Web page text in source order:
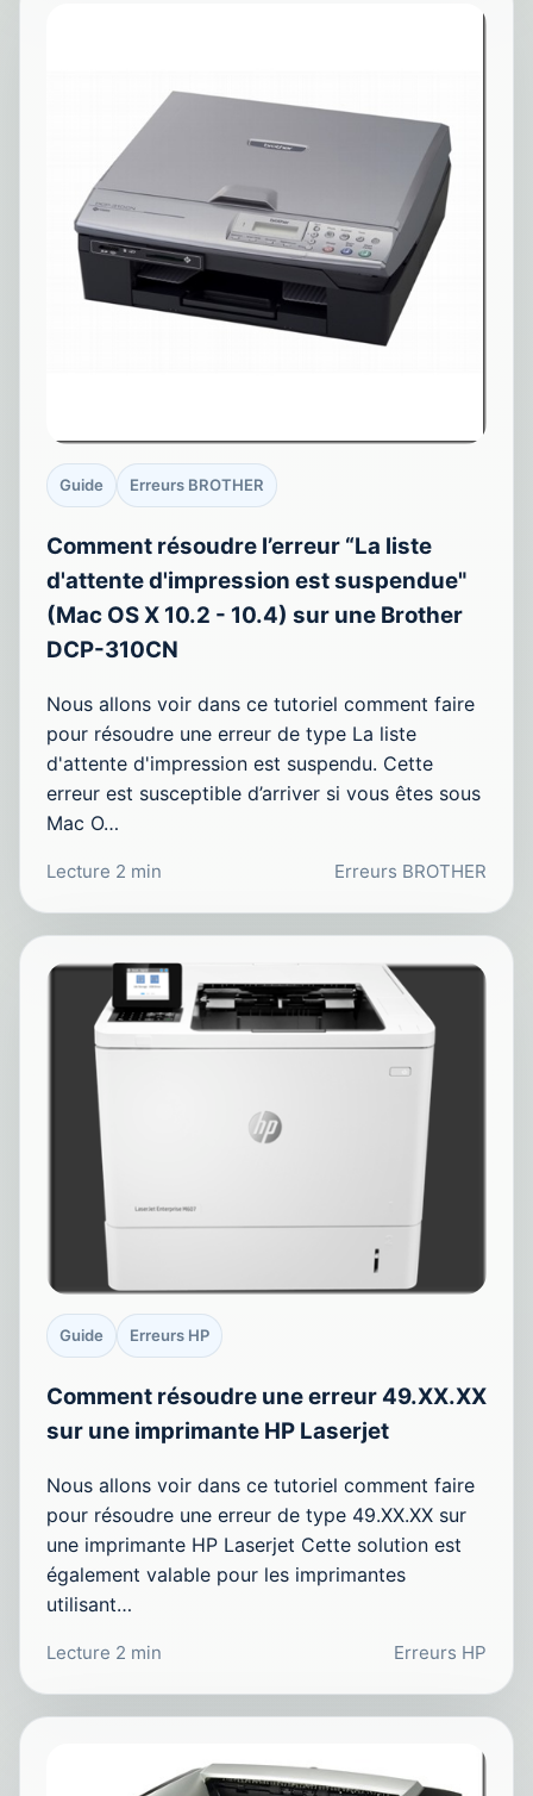
Guide Erreurs BROTHER
Comment résoudre l’erreur “La liste
d'attente d'impression est suspendue"
(Mac OS X 10.2 - 10.4) sur une Brother
DCP-310CN
Nous allons voir dans ce tutoriel comment faire
pour résoudre une erreur de type La liste
d'attente d'impression est suspendu. Cette
erreur est susceptible d’arriver si vous êtes sous
Mac O…
Lecture 2 min Erreurs BROTHER
Guide Erreurs HP
Comment résoudre une erreur 49.XX.XX
sur une imprimante HP Laserjet
Nous allons voir dans ce tutoriel comment faire
pour résoudre une erreur de type 49.XX.XX sur
une imprimante HP Laserjet Cette solution est
également valable pour les imprimantes
utilisant…
Lecture 2 min Erreurs HP